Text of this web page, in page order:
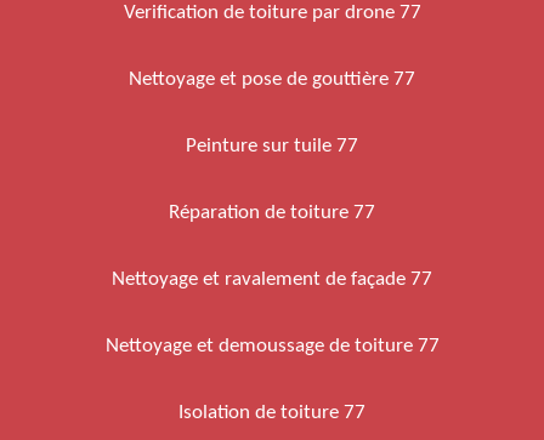
Verification de toiture par drone 77
Nettoyage et pose de gouttière 77
Peinture sur tuile 77
Réparation de toiture 77
Nettoyage et ravalement de façade 77
Nettoyage et demoussage de toiture 77
Isolation de toiture 77